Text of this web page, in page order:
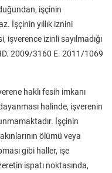
işçinin
İşçinin yıllık iznini
işverence izinli sayılmadığı
2009/3160 E. 2011/1069
haklı fesih imkanı
halinde, işverenin
İşçinin
ölümü veya
gibi haller, işe
ispatı noktasında,